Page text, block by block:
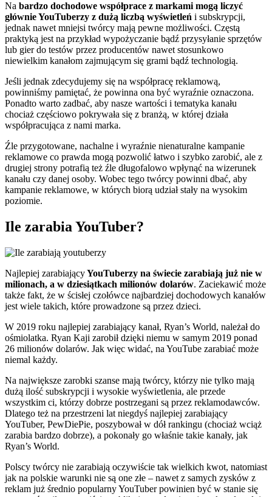
Na bardzo dochodowe współprace z markami mogą liczyć
głównie YouTuberzy z dużą liczbą wyświetleń i subskrypcji,
jednak nawet mniejsi twórcy mają pewne możliwości. Częstą
praktyką jest na przykład wypożyczanie bądź przysyłanie sprzętów
lub gier do testów przez producentów nawet stosunkowo
niewielkim kanałom zajmującym się grami bądź technologią.
Jeśli jednak zdecydujemy się na współpracę reklamową,
powinniśmy pamiętać, że powinna ona być wyraźnie oznaczona.
Ponadto warto zadbać, aby nasze wartości i tematyka kanału
chociaż częściowo pokrywała się z branżą, w której działa
współpracująca z nami marka.
Źle przygotowane, nachalne i wyraźnie nienaturalne kampanie
reklamowe co prawda mogą pozwolić łatwo i szybko zarobić, ale z
drugiej strony potrafią też źle długofalowo wpłynąć na wizerunek
kanału czy danej osoby. Wobec tego twórcy powinni dbać, aby
kampanie reklamowe, w których biorą udział stały na wysokim
poziomie.
Ile zarabia YouTuber?
Najlepiej zarabiającyYouTuberzy na świecie zarabiają już nie w
milionach, a w dziesiątkach milionów dolarów. Zaciekawić może
także fakt, że w ścisłej czołówce najbardziej dochodowych kanałów
jest wiele takich, które prowadzone są przez dzieci.
W 2019 roku najlepiej zarabiający kanał, Ryan’s World, należał do
ośmiolatka. Ryan Kaji zarobił dzięki niemu w samym 2019 ponad
26 milionów dolarów. Jak więc widać, na YouTube zarabiać może
niemal każdy.
Na największe zarobki szanse mają twórcy, którzy nie tylko mają
dużą ilość subskrypcji i wysokie wyświetlenia, ale przede
wszystkim ci, którzy dobrze postrzegani są przez reklamodawców.
Dlatego też na przestrzeni lat niegdyś najlepiej zarabiający
YouTuber, PewDiePie, poszybował w dół rankingu (chociaż wciąż
zarabia bardzo dobrze), a pokonały go właśnie takie kanały, jak
Ryan’s World.
Polscy twórcy nie zarabiają oczywiście tak wielkich kwot, natomiast
jak na polskie warunki nie są one złe – nawet z samych zysków z
reklam już średnio popularny YouTuber powinien być w stanie się